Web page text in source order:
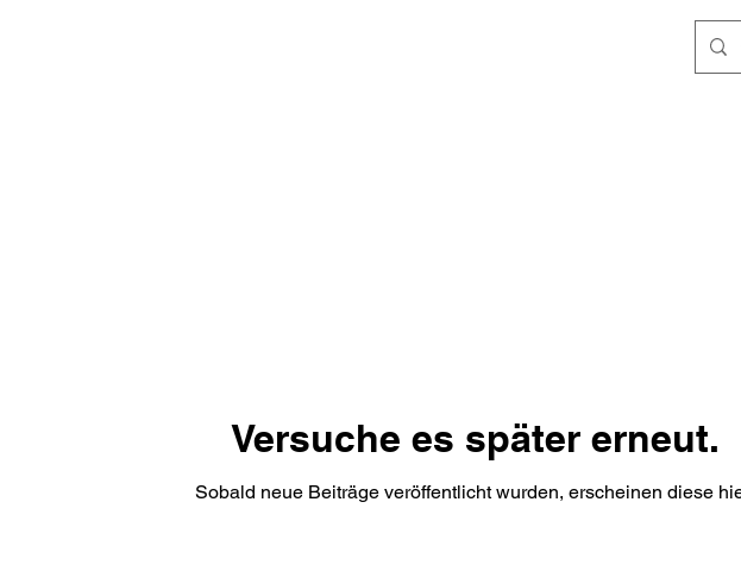
Versuche es später erneut.
Sobald neue Beiträge veröffentlicht wurden, erscheinen diese